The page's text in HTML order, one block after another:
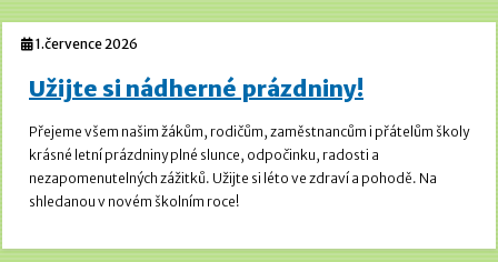
1.července 2026
Užijte si nádherné prázdniny!
Přejeme všem našim žákům, rodičům, zaměstnancům i přátelům školy
krásné letní prázdniny plné slunce, odpočinku, radosti a
nezapomenutelných zážitků. Užijte si léto ve zdraví a pohodě. Na
shledanou v novém školním roce!